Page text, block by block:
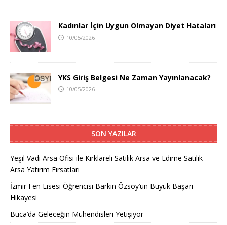
Kadınlar İçin Uygun Olmayan Diyet Hataları
10/05/2026
YKS Giriş Belgesi Ne Zaman Yayınlanacak?
10/05/2026
SON YAZILAR
Yeşil Vadi Arsa Ofisi ile Kırklareli Satılık Arsa ve Edirne Satılık
Arsa Yatırım Fırsatları
İzmir Fen Lisesi Öğrencisi Barkın Özsoy’un Büyük Başarı
Hikayesi
Buca’da Geleceğin Mühendisleri Yetişiyor